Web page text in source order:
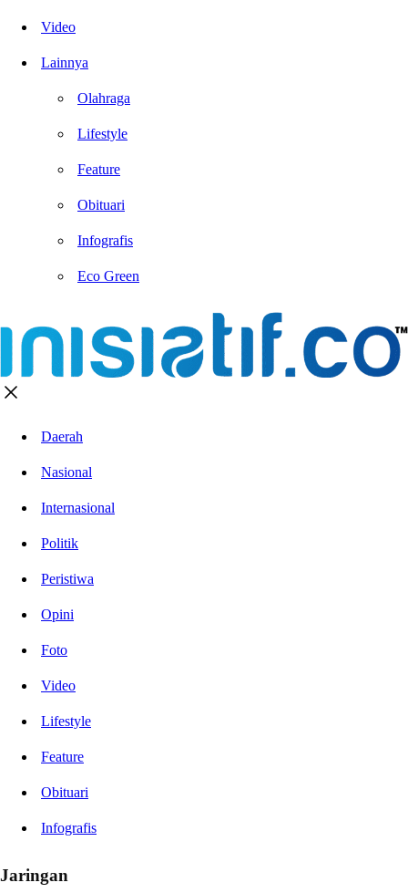
Video
Lainnya
Olahraga
Lifestyle
Feature
Obituari
Infografis
Eco Green
Daerah
Nasional
Internasional
Politik
Peristiwa
Opini
Foto
Video
Lifestyle
Feature
Obituari
Infografis
Jaringan